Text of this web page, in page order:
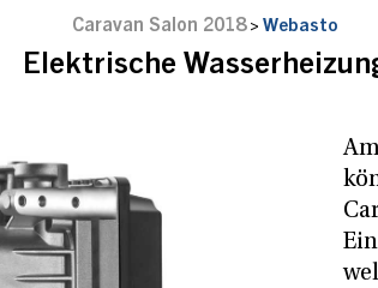
Caravan Salon 2018 > Webasto
Elektrische